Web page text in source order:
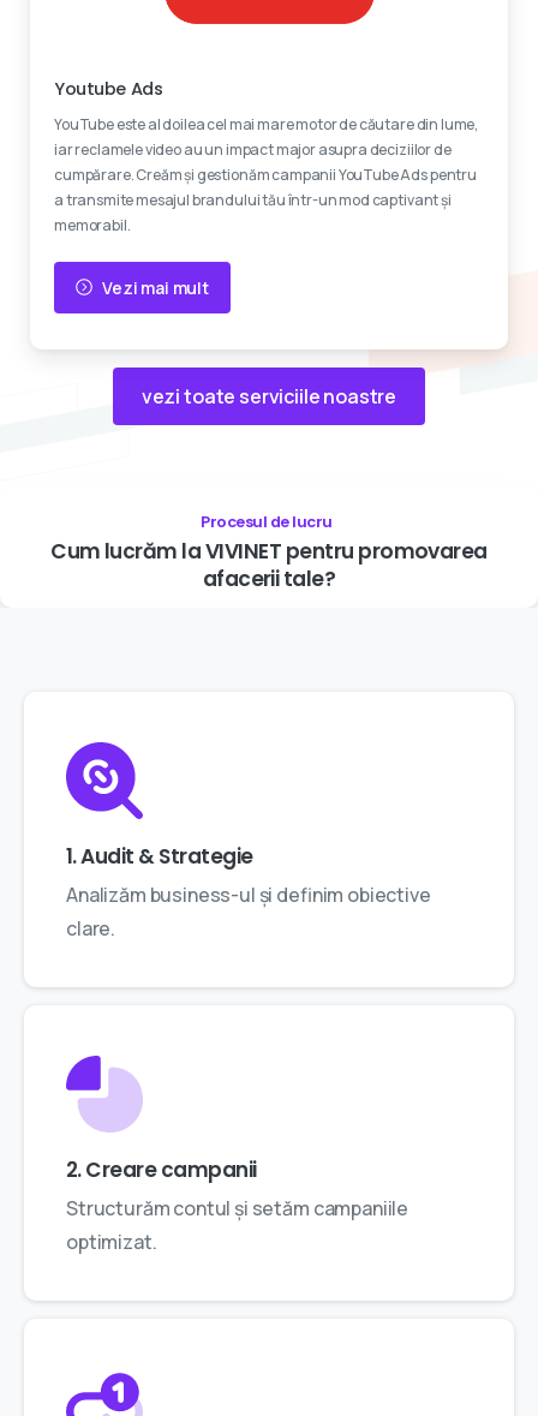
Youtube Ads
YouTube este al doilea cel mai mare motor de căutare din lume,
iar reclamele video au un impact major asupra deciziilor de
cumpărare. Creăm și gestionăm campanii YouTube Ads pentru
a transmite mesajul brandului tău într-un mod captivant și
memorabil.
Vezi mai mult
vezi toate serviciile noastre
Procesul de lucru
Cum lucrăm laVIVINET pentru promovarea
afaceriitale?
1. Audit & Strategie
Analizăm business-ul și definim obiective
clare.
2. Creare campanii
Structurăm contul și setăm campaniile
optimizat.